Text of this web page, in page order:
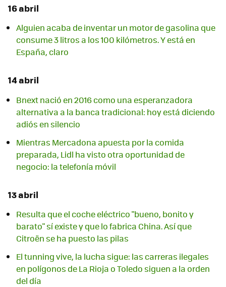
16 abril
Alguien acaba de inventar un motor de gasolina que
consume 3 litros a los 100 kilómetros. Y está en
España, claro
14 abril
Bnext nació en 2016 como una esperanzadora
alternativa a la banca tradicional: hoy está diciendo
adiós en silencio
Mientras Mercadona apuesta por la comida
preparada, Lidl ha visto otra oportunidad de
negocio: la telefonía móvil
13 abril
Resulta que el coche eléctrico "bueno, bonito y
barato" sí existe y que lo fabrica China. Así que
Citroën se ha puesto las pilas
El tunning vive, la lucha sigue: las carreras ilegales
en polígonos de La Rioja o Toledo siguen a la orden
del día